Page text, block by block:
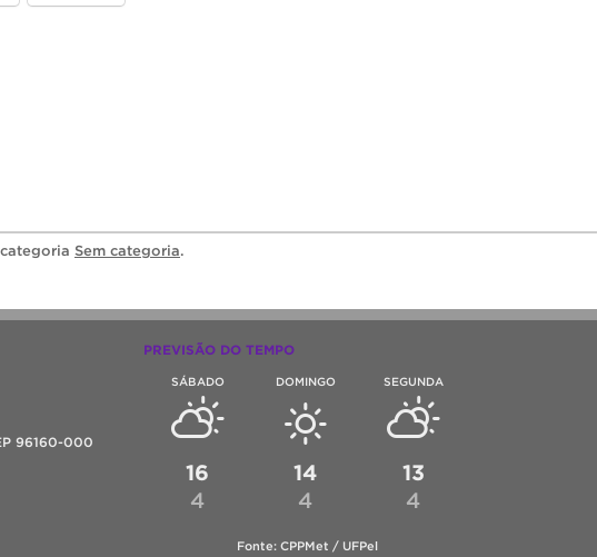
Sem categoria.
96160-000
PREVISÃO DO TEMPO
SÁBADO
16
4
DOMINGO
14
4
SEGUNDA
13
4
Fonte: CPPMet / UFPel